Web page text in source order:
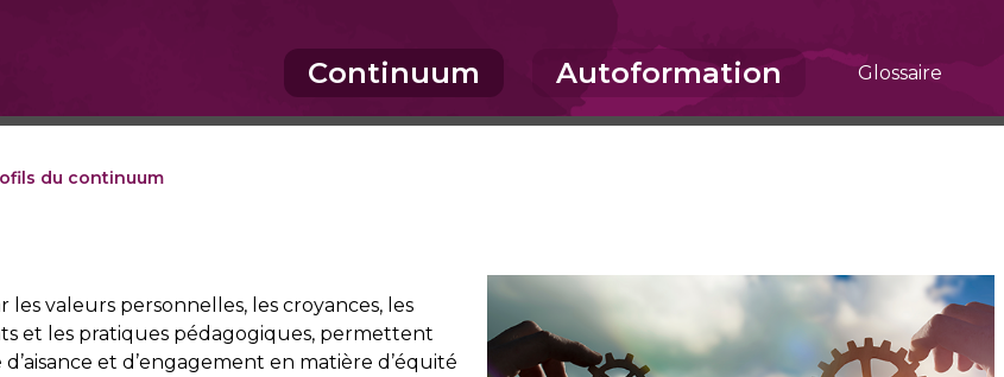
Continuum Autoformation Glossaire
du continuum
les valeurs personnelles, les croyances, les
et les pratiques pédagogiques, permettent
et d’engagement en matière d’équité